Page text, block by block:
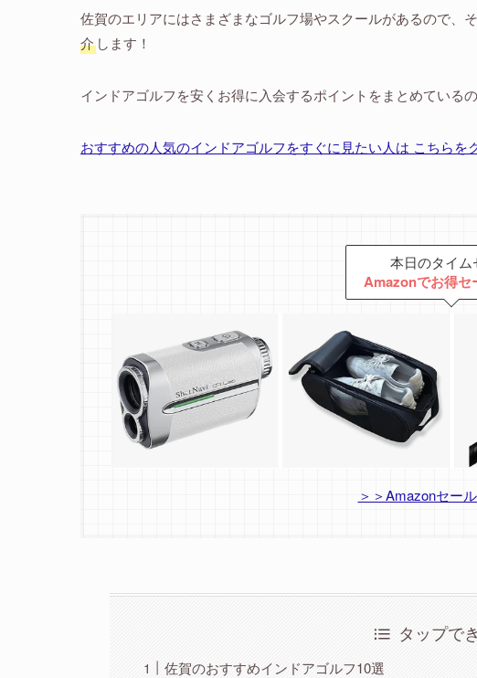
佐賀のエリアにはさまざまなゴルフ場やスクールがあるので、
介 します！
インドアゴルフを安くお得に入会するポイントをまとめている
おすすめの人気のインドアゴルフをすぐに見たい人は こちらを
本日のタイム
Amazonでお得セ
＞＞Amazonセー
タップで
佐賀のおすすめインドアゴルフ10選